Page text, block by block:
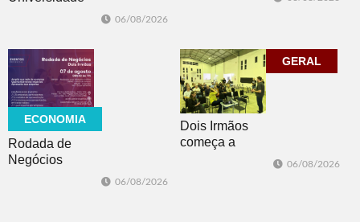
acadêmica em
debate sobre o
feminicídio
06/08/2026
ECONOMIA
Rodada de
Negócios
06/08/2026
GERAL
Dois Irmãos
começa a
06/08/2026